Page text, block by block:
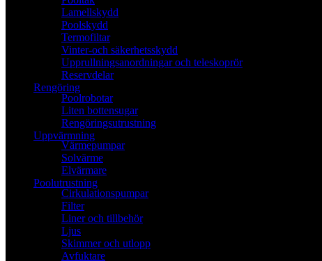
Lamellskydd
Poolskydd
Termofiltar
Vinter-och säkerhetsskydd
Upprullningsanordningar och teleskoprör
Reservdelar
Rengöring
Poolrobotar
Liten bottensugar
Rengöringsutrustning
Uppvärmning
Värmepumpar
Solvärme
Elvärmare
Poolutrustning
Cirkulationspumpar
Filter
Liner och tillbehör
Ljus
Skimmer och utlopp
Avfuktare